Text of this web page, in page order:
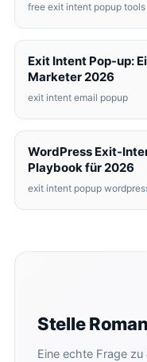
free exit intent popup tools
Exit Intent Pop-up:
Marketer 2026
exit intent email popup
WordPress Exit-
Playbook für 2026
exit intent popup
Stelle
Eine echte Frage zu